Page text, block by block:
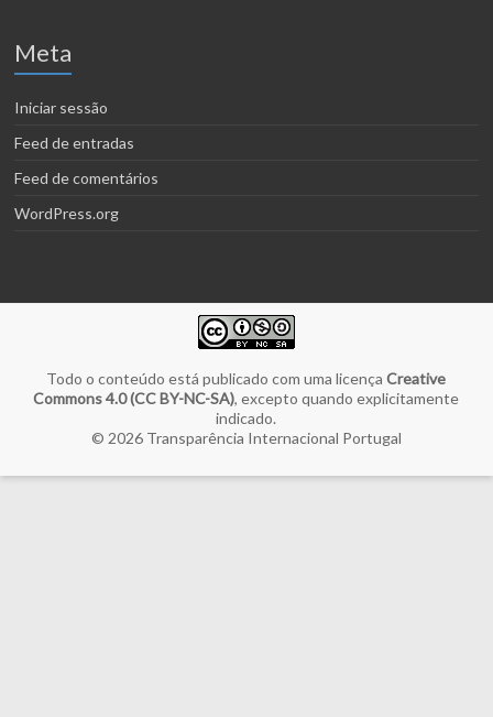
Meta
Iniciar sessão
Feed de entradas
Feed de comentários
WordPress.org
Todo o conteúdo está publicado com uma licençaCreative
Commons 4.0 (CC BY-NC-SA), excepto quando explicitamente
indicado.
© 2026 Transparência Internacional Portugal